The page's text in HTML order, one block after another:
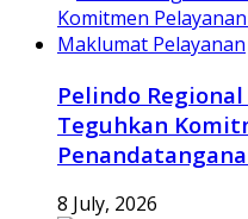
Pelindo
Teguhkan
8 July, 2026